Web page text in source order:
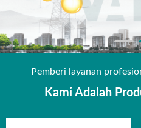
Pemberi layanan
Kami Adalah